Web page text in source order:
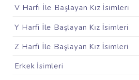
V Harfi İle Başlayan Kız İsimleri
Y Harfi İle Başlayan Kız İsimleri
Z Harfi İle Başlayan Kız İsimleri
Erkek İsimleri